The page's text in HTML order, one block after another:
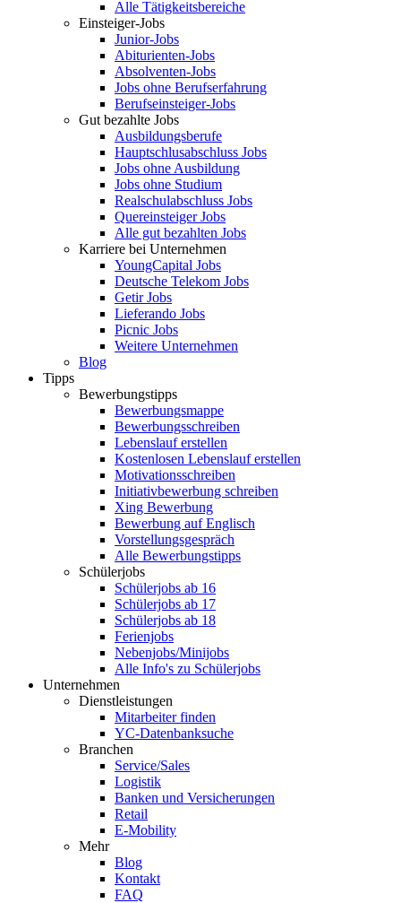
Alle Tätigkeitsbereiche
Einsteiger-Jobs
Junior-Jobs
Abiturienten-Jobs
Absolventen-Jobs
Jobs ohne Berufserfahrung
Berufseinsteiger-Jobs
Gut bezahlte Jobs
Ausbildungsberufe
Hauptschlusabschluss Jobs
Jobs ohne Ausbildung
Jobs ohne Studium
Realschulabschluss Jobs
Quereinsteiger Jobs
Alle gut bezahlten Jobs
Karriere bei Unternehmen
YoungCapital Jobs
Deutsche Telekom Jobs
Getir Jobs
Lieferando Jobs
Picnic Jobs
Weitere Unternehmen
Blog
Tipps
Bewerbungstipps
Bewerbungsmappe
Bewerbungsschreiben
Lebenslauf erstellen
Kostenlosen Lebenslauf erstellen
Motivationsschreiben
Initiativbewerbung schreiben
Xing Bewerbung
Bewerbung auf Englisch
Vorstellungsgespräch
Alle Bewerbungstipps
Schülerjobs
Schülerjobs ab 16
Schülerjobs ab 17
Schülerjobs ab 18
Ferienjobs
Nebenjobs/Minijobs
Alle Info's zu Schülerjobs
Unternehmen
Dienstleistungen
Mitarbeiter finden
YC-Datenbanksuche
Branchen
Service/Sales
Logistik
Banken und Versicherungen
Retail
E-Mobility
Mehr
Blog
Kontakt
FAQ